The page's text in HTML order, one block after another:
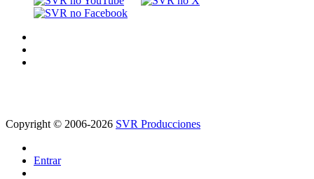
Copyright © 2006-2026 SVR Producciones
Entrar